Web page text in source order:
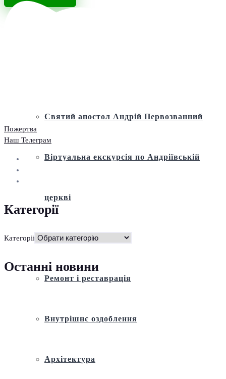
Святий апостол Андрій Первозванний
Віртуальна екскурсія по Андріївській
церкві
Історія
Ремонт і реставрація
Внутрішнє оздоблення
Архітектура
Пожертва
Наш Телеграм
Категорії
Категорії
Останні новини